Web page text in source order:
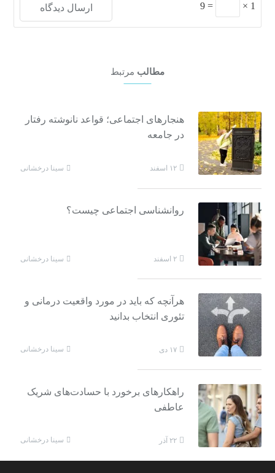
1
×
=
9
مطالب مرتبط
هنجارهای اجتماعی؛ قواعد نانوشته رفتار
در جامعه
۱۲ اسفند سینا درخشانی
روانشناسی اجتماعی چیست؟
۲ اسفند سینا درخشانی
هرآنچه که باید در مورد واقعیت درمانی و
تئوری انتخاب بدانید
۱۷ دی سینا درخشانی
راهکارهای برخورد با حسادت‌های شریک
عاطفی
۲۲ آذر سینا درخشانی